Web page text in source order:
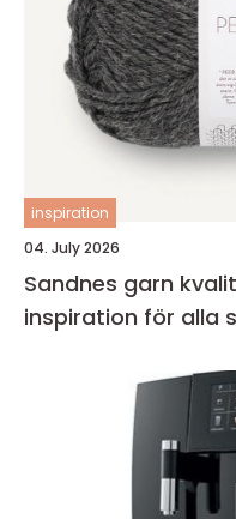
inspiration
04. July 2026
Sandnes garn kvalitet, tradition och
inspiration för alla